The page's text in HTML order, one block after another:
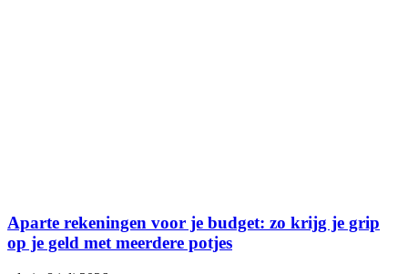
Aparte rekeningen voor je budget: zo krijg je grip
op je geld met meerdere potjes